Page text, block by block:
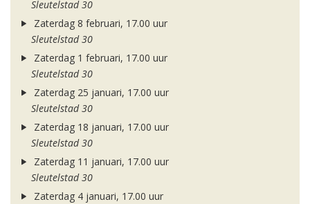
Sleutelstad 30
Zaterdag 8 februari, 17.00 uur
Sleutelstad 30
Zaterdag 1 februari, 17.00 uur
Sleutelstad 30
Zaterdag 25 januari, 17.00 uur
Sleutelstad 30
Zaterdag 18 januari, 17.00 uur
Sleutelstad 30
Zaterdag 11 januari, 17.00 uur
Sleutelstad 30
Zaterdag 4 januari, 17.00 uur